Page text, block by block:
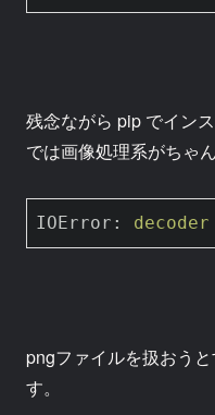
残念ながら pip でイン
では画像処理系がちゃ
IOError :
pngファイルを扱おう
す。